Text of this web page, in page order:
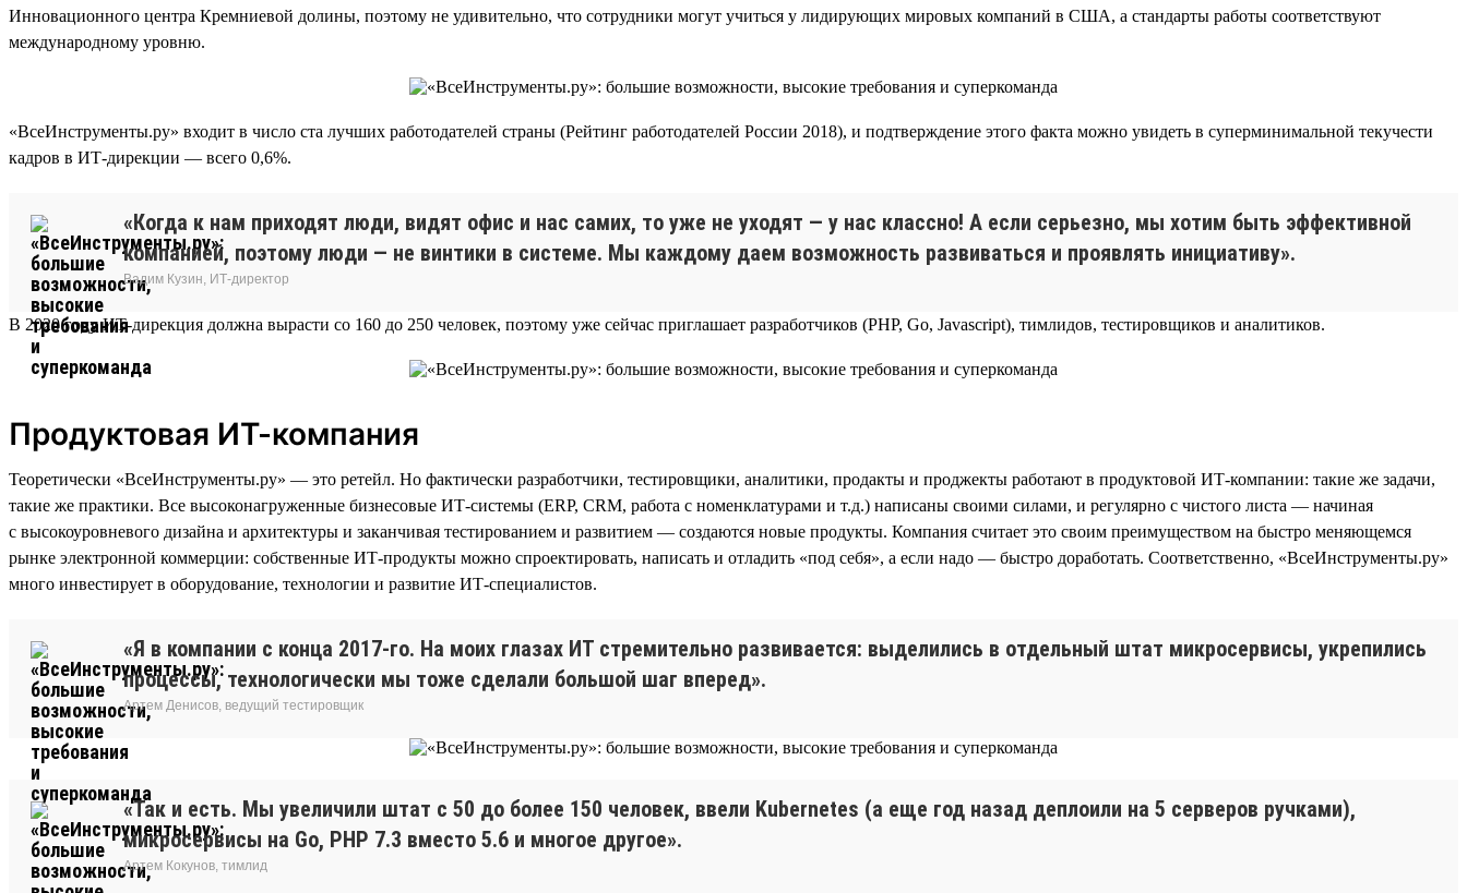
Инновационного центра Кремниевой долины, поэтому не удивительно, что сотрудники могут учиться у лидирующих мировых компаний в США, а стандарты работы соответствуют
международному уровню.
«ВсеИнструменты.ру» входит в число ста лучших работодателей страны (Рейтинг работодателей России 2018), и подтверждение этого факта можно увидеть в суперминимальной текучести
кадров в ИТ-дирекции — всего 0,6%.
«Когда к нам приходят люди, видят офис и нас самих, то уже не уходят — у нас классно! А если серьезно, мы хотим быть эффективной
компанией, поэтому люди — не винтики в системе. Мы каждому даем возможность развиваться и проявлять инициативу».
Вадим Кузин, ИТ-директор
В 2020 году ИТ-дирекция должна вырасти со 160 до 250 человек, поэтому уже сейчас приглашает разработчиков (PHP, Go, Javascript), тимлидов, тестировщиков и аналитиков.
Продуктовая ИТ-компания
Теоретически «ВсеИнструменты.ру» — это ретейл. Но фактически разработчики, тестировщики, аналитики, продакты и проджекты работают в продуктовой ИТ-компании: такие же задачи,
такие же практики. Все высоконагруженные бизнесовые ИТ-системы (ERP, CRM, работа с номенклатурами и т.д.) написаны своими силами, и регулярно с чистого листа — начиная
с высокоуровневого дизайна и архитектуры и заканчивая тестированием и развитием — создаются новые продукты. Компания считает это своим преимуществом на быстро меняющемся
рынке электронной коммерции: собственные ИТ-продукты можно спроектировать, написать и отладить «под себя», а если надо — быстро доработать. Соответственно, «ВсеИнструменты.ру»
много инвестирует в оборудование, технологии и развитие ИТ-специалистов.
«Я в компании с конца 2017-го. На моих глазах ИТ стремительно развивается: выделились в отдельный штат микросервисы, укрепились
процессы, технологически мы тоже сделали большой шаг вперед».
Артем Денисов, ведущий тестировщик
«Так и есть. Мы увеличили штат с 50 до более 150 человек, ввели Kubernetes (а еще год назад деплоили на 5 серверов ручками),
микросервисы на Go, PHP 7.3 вместо 5.6 и многое другое».
Артем Кокунов, тимлид